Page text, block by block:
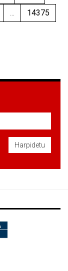
...
14375
Harpidetu